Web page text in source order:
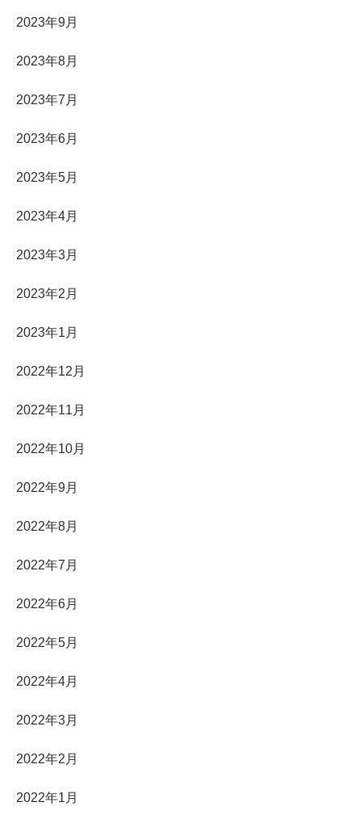
2023年9月
2023年8月
2023年7月
2023年6月
2023年5月
2023年4月
2023年3月
2023年2月
2023年1月
2022年12月
2022年11月
2022年10月
2022年9月
2022年8月
2022年7月
2022年6月
2022年5月
2022年4月
2022年3月
2022年2月
2022年1月